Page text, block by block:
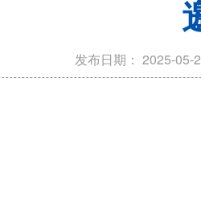
发布日期： 2025-05-